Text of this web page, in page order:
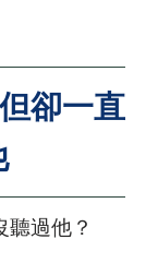
卻一直
聽過他？